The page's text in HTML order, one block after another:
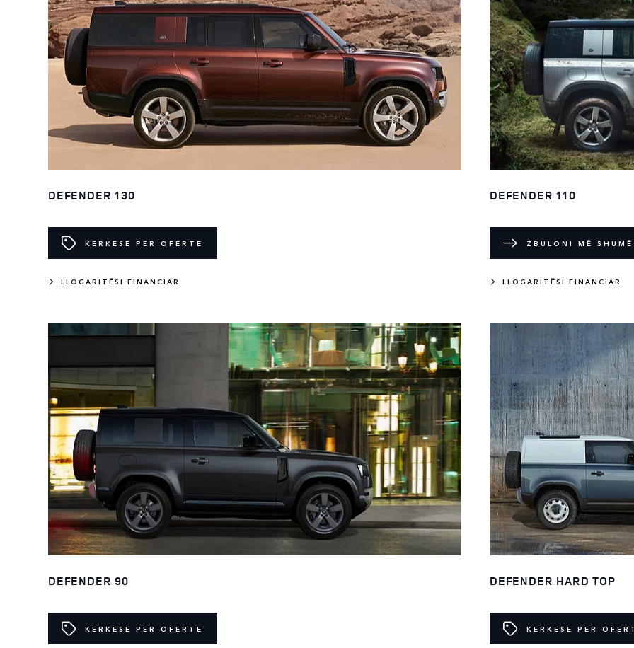
DEFENDER 130
KERKESE PER OFERTE
LLOGARITËSI FINANCIAR
DEFENDER 110
ZBULONI MË SHUMË
LLOGARITËSI FINANCIAR
DEFENDER 90
KERKESE PER OFERTE
DEFENDER HARD TOP
KERKESE PER